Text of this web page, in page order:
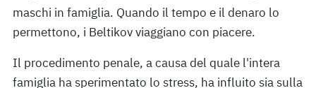
maschi in famiglia. Quando il tempo e il denaro lo
permettono, i Beltikov viaggiano con piacere.
Il procedimento penale, a causa del quale l'intera
famiglia ha sperimentato lo stress, ha influito sia sulla